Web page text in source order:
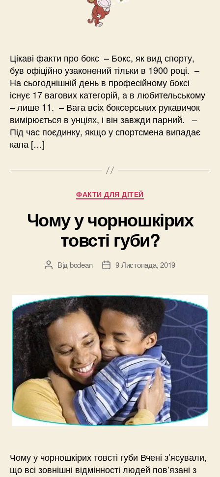
Цікаві факти про бокс – Бокс, як вид спорту,
був офіційно узаконений тільки в 1900 році. –
На сьогоднішній день в професійному боксі
існує 17 вагових категорій, а в любительському
– лише 11. – Вага всіх боксерських рукавичок
вимірюється в унціях, і він завжди парний. –
Під час поєдинку, якщо у спортсмена випадає
капа […]
Категорії
ФАКТИ ДЛЯ ДІТЕЙ
Чому у чорношкірих
товсті губи?
Автор
Від bodean
Дата9 Листопада, 2019
Чому у чорношкірих товсті губи Вчені з’ясували,
що всі зовнішні відмінності людей пов’язані з